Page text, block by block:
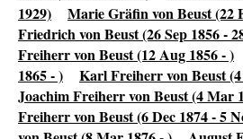
1929)
Marie Gräfin von Beust (22
Friedrich von Beust (26 Sep 1856 -
Freiherr von Beust (12 Aug 1856 - )
1865 - )
Karl Freiherr von Beust
Joachim Freiherr von Beust (4 Mar
Freiherr von Beust (6 Dec 1874 - 5